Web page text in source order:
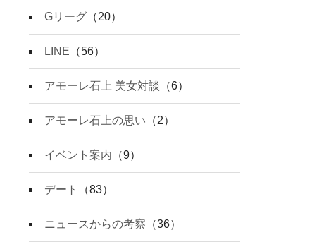
Gリーグ （20）
LINE （56）
アモーレ石上 美女対談 （6）
アモーレ石上の思い （2）
イベント案内 （9）
デート （83）
ニュースからの考察 （36）